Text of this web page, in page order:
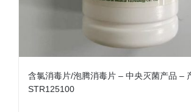
含氯消毒片/泡腾消毒片 – 中央灭菌产品 –
STR125100